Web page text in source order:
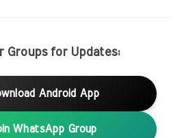
Groups for Updates:
Android App
WhatsApp Group